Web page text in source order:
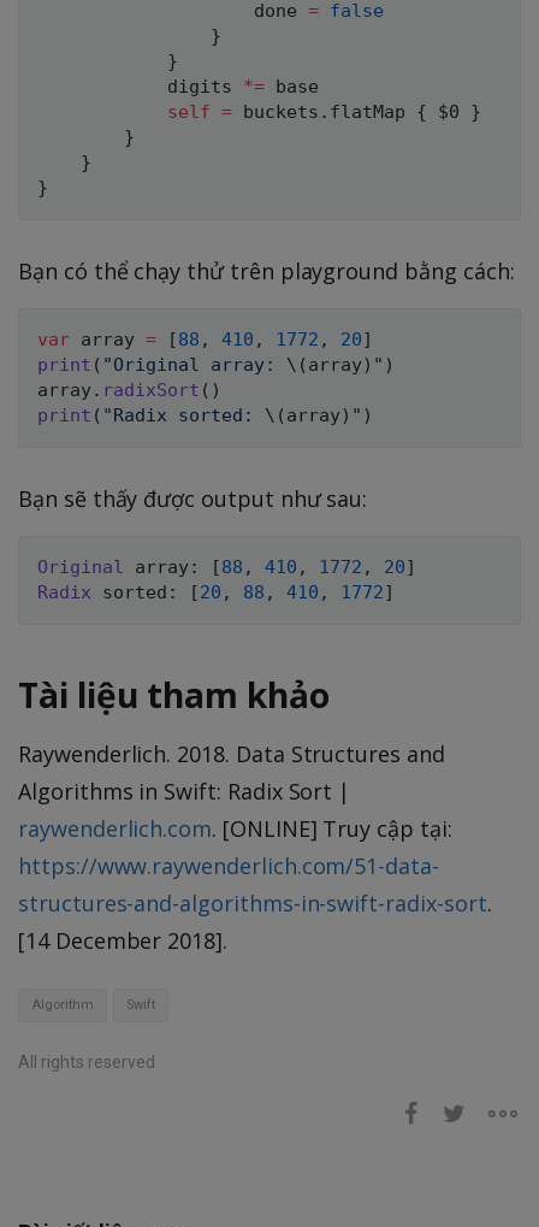
                    done
= false
}
}
            digits
*= base
self = buckets . flatMap { $0
}
}
}
}
Bạn có thể chạy thử trên playground bằng cách:
var array = [88 , 410 , 1772 , 20]
print ( "Original array: \( array) " )
array. radixSort ( )
print ( "Radix sorted: \( array) " )
Bạn sẽ thấy được output như sau:
Original array: [88 , 410 , 1772 , 20]
Radix sorted : [20 , 88 , 410 , 1772]
Tài liệu tham khảo
Raywenderlich. 2018. Data Structures and
Algorithms in Swift: Radix Sort |
raywenderlich.com. [ONLINE] Truy cập tại:
https://www.raywenderlich.com/51-data-
structures-and-algorithms-in-swift-radix-sort.
[14 December 2018].
Algorithm Swift
All rights reserved